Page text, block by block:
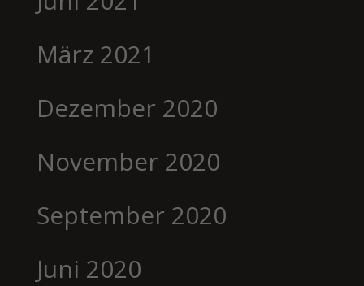
März 2021
Dezember 2020
November 2020
September 2020
Juni 2020